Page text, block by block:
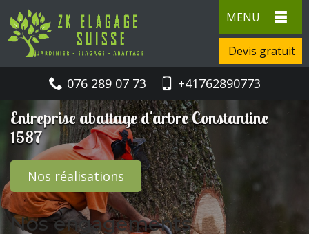
MENU
Devis gratuit
076 289 07 73 +41762890773
Entreprise abattage d'arbre Constantine
1587
Nos réalisations
Nos engagements